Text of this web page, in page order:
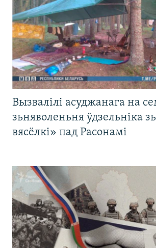
Вызвалілі асуджанага на
зьняволеньня ўдзельніка
вясёлкі» пад Расонамі